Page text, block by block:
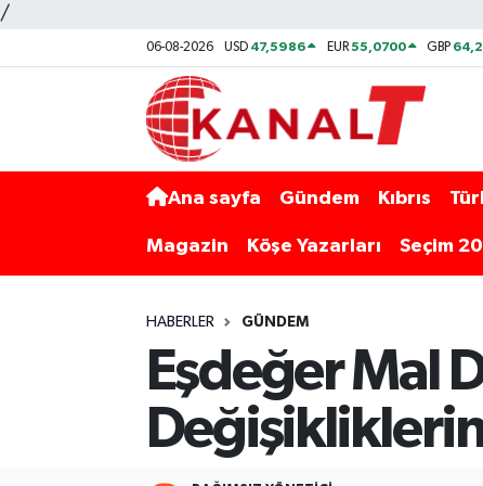
/
06-08-2026 USD 47,5986 EUR55,0700 GBP
Ana sayfa Gündem Kıbrıs
Magazin Köşe Yazarları Seçim
HABERLER GÜNDEM
Eşdeğer Mal